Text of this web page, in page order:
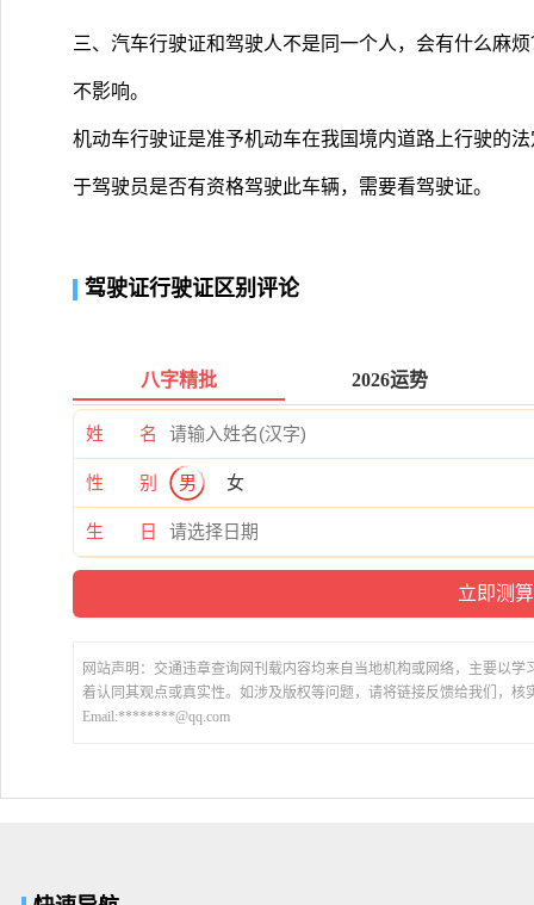
三、汽车行驶证和驾驶人不是同一个人，会有什么麻烦
不影响。
机动车行驶证是准予机动车在我国境内道路上行驶的
于驾驶员是否有资格驾驶此车辆，需要看驾驶证。
驾驶证行驶证区别评论
八字精批 2026运势
姓 名
性 别 男 女
生 日
网站声明：交通违章查询网刊载内容均来自当地机构或网络，主要以
着认同其观点或真实性。如涉及版权等问题，请将链接反馈给我们，核
Email:********@qq.com